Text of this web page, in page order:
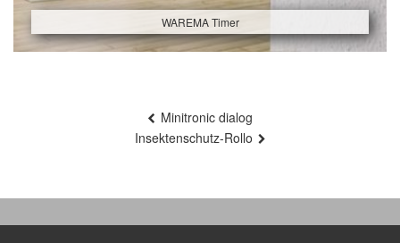
WAREMA Timer
Minitronic dialog
Insektenschutz-Rollo